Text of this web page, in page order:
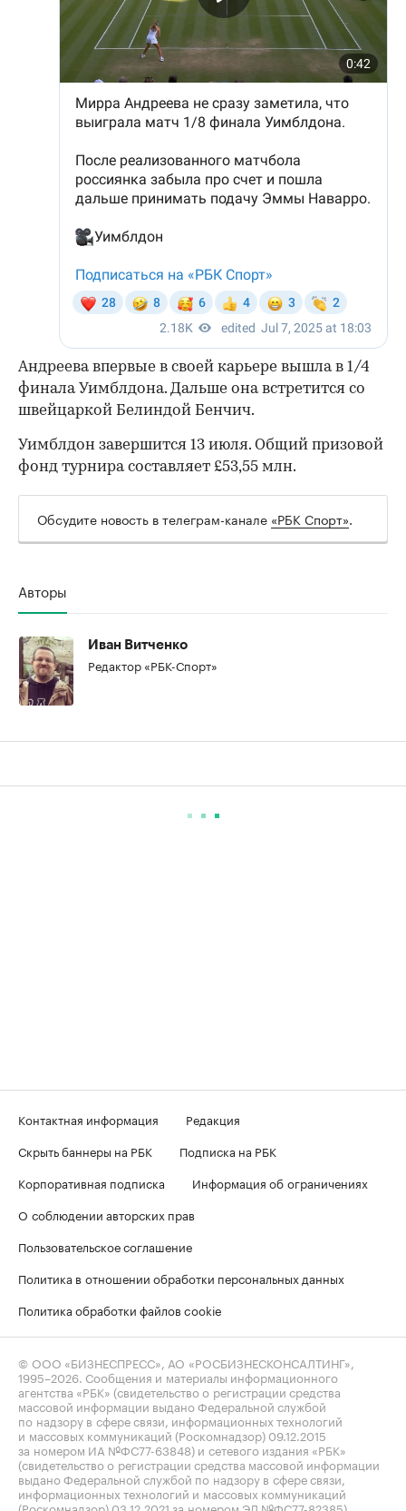
Андреева впервые в своей карьере вышла в 1/4
финала Уимблдона. Дальше она встретится со
швейцаркой Белиндой Бенчич.
Уимблдон завершится 13 июля. Общий призовой
фонд турнира составляет £53,55 млн.
Обсудите новость в телеграм-канале «РБК Спорт».
Авторы
Иван Витченко
Редактор «РБК-Спорт»
Контактная информация
Редакция
Скрыть баннеры на РБК
Подписка на РБК
Корпоративная подписка
Информация об ограничениях
О соблюдении авторских прав
Пользовательское соглашение
Политика в отношении обработки персональных данных
Политика обработки файлов cookie
© ООО «БИЗНЕСПРЕСС», АО «РОСБИЗНЕСКОНСАЛТИНГ»,
1995–2026. Сообщения и материалы информационного
агентства «РБК» (свидетельство о регистрации средства
массовой информации выдано Федеральной службой
по надзору в сфере связи, информационных технологий
и массовых коммуникаций (Роскомнадзор) 09.12.2015
за номером ИА №ФС77-63848) и сетевого издания «РБК»
(свидетельство о регистрации средства массовой информации
выдано Федеральной службой по надзору в сфере связи,
информационных технологий и массовых коммуникаций